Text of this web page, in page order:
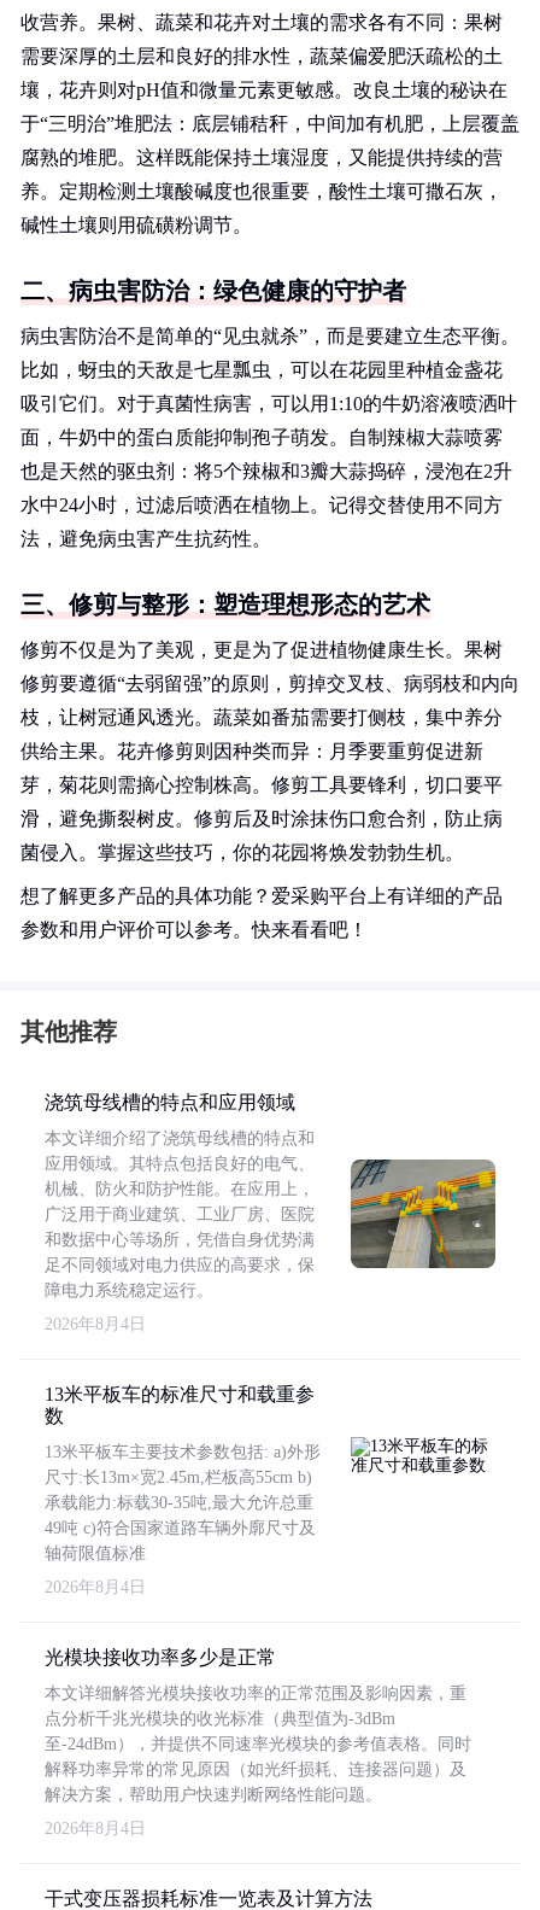
收营养。果树、蔬菜和花卉对土壤的需求各有不同：果树
需要深厚的土层和良好的排水性，蔬菜偏爱肥沃疏松的土
壤，花卉则对pH值和微量元素更敏感。改良土壤的秘诀在
于“三明治”堆肥法：底层铺秸秆，中间加有机肥，上层覆盖
腐熟的堆肥。这样既能保持土壤湿度，又能提供持续的营
养。定期检测土壤酸碱度也很重要，酸性土壤可撒石灰，
碱性土壤则用硫磺粉调节。
二、病虫害防治：绿色健康的守护者
病虫害防治不是简单的“见虫就杀”，而是要建立生态平衡。
比如，蚜虫的天敌是七星瓢虫，可以在花园里种植金盏花
吸引它们。对于真菌性病害，可以用1:10的牛奶溶液喷洒叶
面，牛奶中的蛋白质能抑制孢子萌发。自制辣椒大蒜喷雾
也是天然的驱虫剂：将5个辣椒和3瓣大蒜捣碎，浸泡在2升
水中24小时，过滤后喷洒在植物上。记得交替使用不同方
法，避免病虫害产生抗药性。
三、修剪与整形：塑造理想形态的艺术
修剪不仅是为了美观，更是为了促进植物健康生长。果树
修剪要遵循“去弱留强”的原则，剪掉交叉枝、病弱枝和内向
枝，让树冠通风透光。蔬菜如番茄需要打侧枝，集中养分
供给主果。花卉修剪则因种类而异：月季要重剪促进新
芽，菊花则需摘心控制株高。修剪工具要锋利，切口要平
滑，避免撕裂树皮。修剪后及时涂抹伤口愈合剂，防止病
菌侵入。掌握这些技巧，你的花园将焕发勃勃生机。
想了解更多产品的具体功能？爱采购平台上有详细的产品
参数和用户评价可以参考。快来看看吧！
其他推荐
浇筑母线槽的特点和应用领域
本文详细介绍了浇筑母线槽的特点和
应用领域。其特点包括良好的电气、
机械、防火和防护性能。在应用上，
广泛用于商业建筑、工业厂房、医院
和数据中心等场所，凭借自身优势满
足不同领域对电力供应的高要求，保
障电力系统稳定运行。
2026年8月4日
13米平板车的标准尺寸和载重参
数
13米平板车主要技术参数包括: a)外形
尺寸:长13m×宽2.45m,栏板高55cm b)
承载能力:标载30-35吨,最大允许总重
49吨 c)符合国家道路车辆外廓尺寸及
轴荷限值标准
2026年8月4日
光模块接收功率多少是正常
本文详细解答光模块接收功率的正常范围及影响因素，重
点分析千兆光模块的收光标准（典型值为-3dBm
至-24dBm），并提供不同速率光模块的参考值表格。同时
解释功率异常的常见原因（如光纤损耗、连接器问题）及
解决方案，帮助用户快速判断网络性能问题。
2026年8月4日
干式变压器损耗标准一览表及计算方法